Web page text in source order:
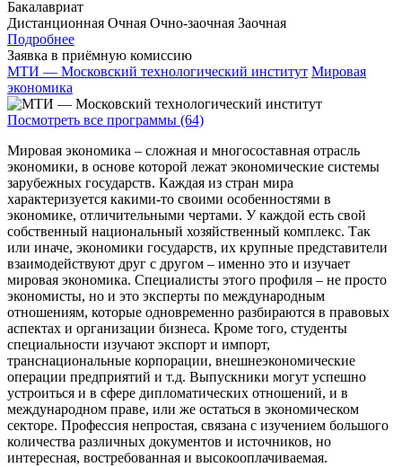
Бакалавриат
Дистанционная Очная Очно-заочная Заочная
Подробнее
Заявка в приёмную комиссию
МТИ — Московский технологический институт Мировая
экономика
Посмотреть все программы (64)
Мировая экономика – сложная и многосоставная отрасль
экономики, в основе которой лежат экономические системы
зарубежных государств. Каждая из стран мира
характеризуется какими-то своими особенностями в
экономике, отличительными чертами. У каждой есть свой
собственный национальный хозяйственный комплекс. Так
или иначе, экономики государств, их крупные представители
взаимодействуют друг с другом – именно это и изучает
мировая экономика. Специалисты этого профиля – не просто
экономисты, но и это эксперты по международным
отношениям, которые одновременно разбираются в правовых
аспектах и организации бизнеса. Кроме того, студенты
специальности изучают экспорт и импорт,
транснациональные корпорации, внешнеэкономические
операции предприятий и т.д. Выпускники могут успешно
устроиться и в сфере дипломатических отношений, и в
международном праве, или же остаться в экономическом
секторе. Профессия непростая, связана с изучением большого
количества различных документов и источников, но
интересная, востребованная и высокооплачиваемая.